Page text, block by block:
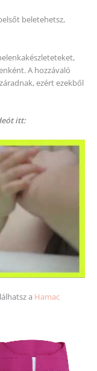
beletehetsz,
A hozzávaló
ezért ezekből
itt:
a Hamac
a
terméknek